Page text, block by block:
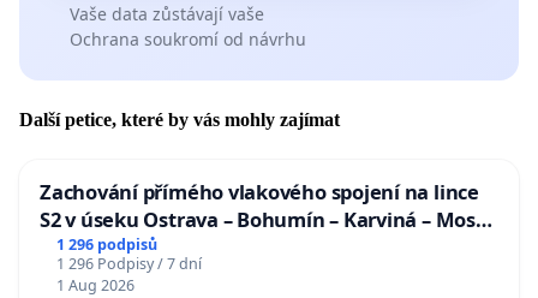
Vaše data zůstávají vaše
Ochrana soukromí od návrhu
Další petice, které by vás mohly zajímat
Zachování přímého vlakového spojení na lince
S2 v úseku Ostrava – Bohumín – Karviná – Mosty
u Jablunkova
1 296 podpisů
1 296 Podpisy / 7 dní
1 Aug 2026